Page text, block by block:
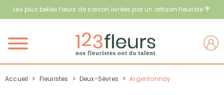
Les plus belles fleurs de saison livrées par un artisan fleuriste 💐
Menu
Accueil > Fleuristes > Deux-Sèvres > Argentonnay